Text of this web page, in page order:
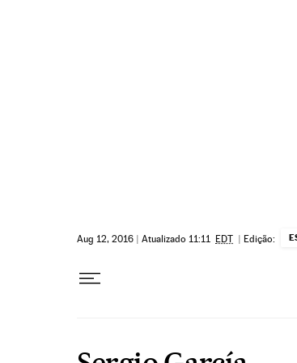
Aug 12, 2016 | Atualizado 11:11 EDT | Edição: